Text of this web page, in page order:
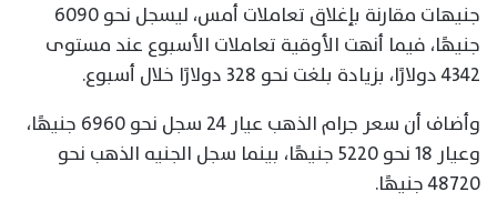
جنيهات مقارنة بإغلاق تعاملات أمس، ليسجل نحو 6090
جنيهًا، فيما أنهت الأوقية تعاملات الأسبوع عند مستوى
4342 دولارًا، بزيادة بلغت نحو 328 دولارًا خلال أسبوع.
وأضاف أن سعر جرام الذهب عيار 24 سجل نحو 6960 جنيهًا،
وعيار 18 نحو 5220 جنيهًا، بينما سجل الجنيه الذهب نحو
48720 جنيهًا.